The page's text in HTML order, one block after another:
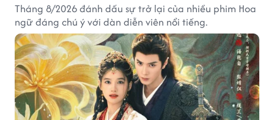
Tháng 8/2026 đánh dấu sự trở lại của nhiều phim Hoa
ngữ đáng chú ý với dàn diễn viên nổi tiếng.